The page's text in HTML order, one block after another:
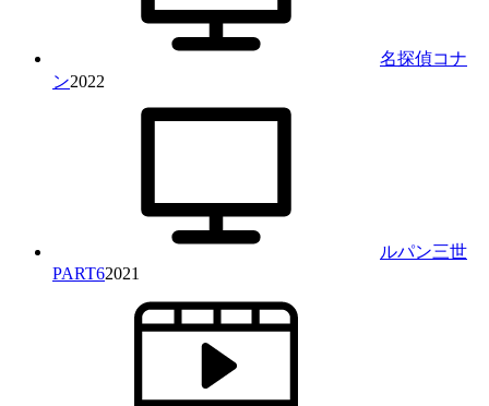
名探偵コナ
ン2022
ルパン三世
PART62021